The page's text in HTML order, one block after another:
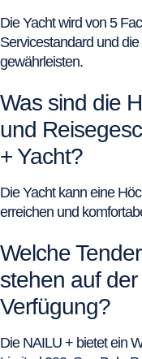
Die Yacht wird von 5
Servicestandard und
gewährleisten.
Was sind die
und
+ Yacht?
Die Yacht kann eine
erreichen und
Welche
stehen auf
Verfügung?
Die NAILU + bietet ein